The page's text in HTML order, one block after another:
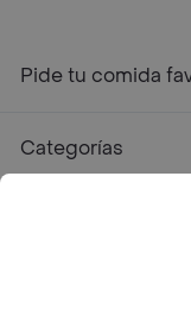
Pide tu comida
Categorías